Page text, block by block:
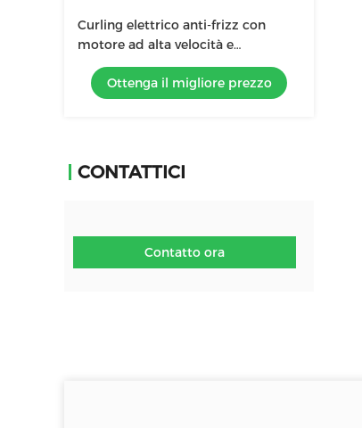
Curling elettrico anti-frizz con
motore ad alta velocità e
tecnologia agli ioni negativi
Ottenga il migliore prezzo
CONTATTICI
Contatto ora